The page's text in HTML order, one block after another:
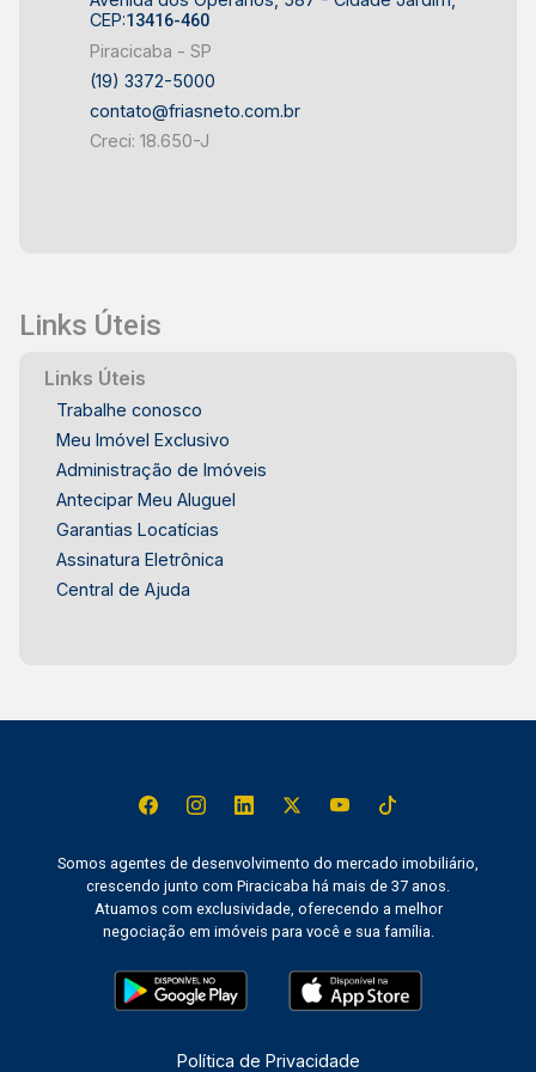
CEP:13416-460
Piracicaba - SP
(19) 3372-5000
contato@friasneto.com.br
Creci: 18.650-J
Links Úteis
Links Úteis
Trabalhe conosco
Meu Imóvel Exclusivo
Administração de Imóveis
Antecipar Meu Aluguel
Garantias Locatícias
Assinatura Eletrônica
Central de Ajuda
Somos agentes de desenvolvimento do mercado imobiliário,
crescendo junto com Piracicaba há mais de 37 anos.
Atuamos com exclusividade, oferecendo a melhor
negociação em imóveis para você e sua família.
Política de Privacidade